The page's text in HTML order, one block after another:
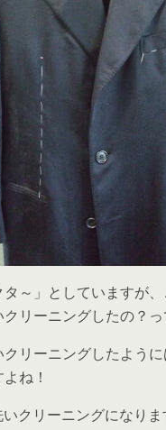
～」としていますが
リーニングしたの？
クリーニングしたよう
ね！
クリーニングになりま